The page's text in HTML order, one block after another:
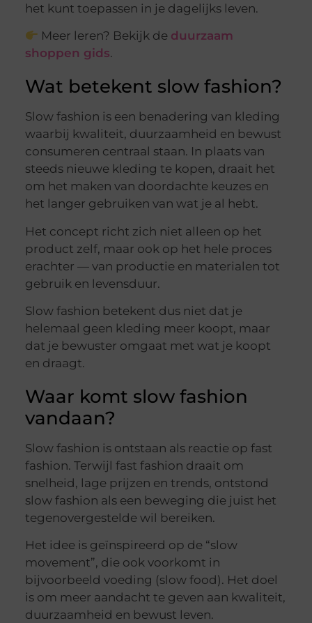
het kunt toepassen in je dagelijks leven.
Meer leren? Bekijk de duurzaam
shoppen gids.
Wat betekent slow fashion?
Slow fashion is een benadering van kleding
waarbij kwaliteit, duurzaamheid en bewust
consumeren centraal staan. In plaats van
steeds nieuwe kleding te kopen, draait het
om het maken van doordachte keuzes en
het langer gebruiken van wat je al hebt.
Het concept richt zich niet alleen op het
product zelf, maar ook op het hele proces
erachter — van productie en materialen tot
gebruik en levensduur.
Slow fashion betekent dus niet dat je
helemaal geen kleding meer koopt, maar
dat je bewuster omgaat met wat je koopt
en draagt.
Waar komt slow fashion
vandaan?
Slow fashion is ontstaan als reactie op fast
fashion. Terwijl fast fashion draait om
snelheid, lage prijzen en trends, ontstond
slow fashion als een beweging die juist het
tegenovergestelde wil bereiken.
Het idee is geïnspireerd op de “slow
movement”, die ook voorkomt in
bijvoorbeeld voeding (slow food). Het doel
is om meer aandacht te geven aan kwaliteit,
duurzaamheid en bewust leven.